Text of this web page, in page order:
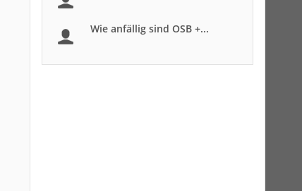
Wie anfällig sind OSB +...